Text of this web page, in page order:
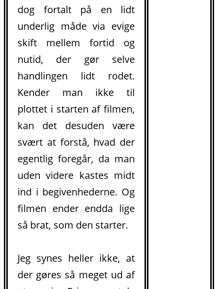
dog fortalt på en lidt
underlig måde via evige
skift mellem fortid og
nutid, der gør selve
handlingen lidt rodet.
Kender man ikke til
plottet i starten af filmen,
kan det desuden være
svært at forstå, hvad der
egentlig foregår, da man
uden videre kastes midt
ind i begivenhederne. Og
filmen ender endda lige
så brat, som den starter.
Jeg synes heller ikke, at
der gøres så meget ud af